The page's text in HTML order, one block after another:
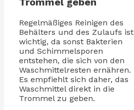
Regelmäßiges Reinigen des
Behälters und des Zulaufs ist
wichtig, da sonst Bakterien
und Schimmelsporen
entstehen, die sich von den
Waschmittelresten ernähren.
Es empfiehlt sich daher, das
Waschmittel direkt in die
Trommel zu geben.